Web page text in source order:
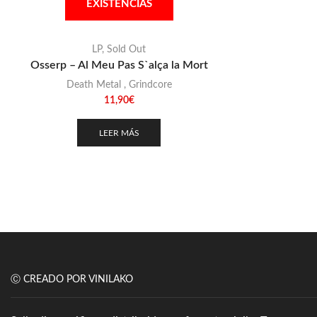
EXISTENCIAS
LP, Sold Out
Osserp – Al Meu Pas S`alça la Mort
Death Metal , Grindcore
11,90€
LEER MÁS
Ⓒ CREADO POR VINILAKO